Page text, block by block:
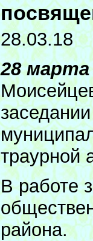
28.03.18
28 марта
траурной
В работе
района.